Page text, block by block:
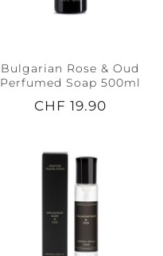
Bulgarian Rose & Oud
Perfumed Soap 500ml
CHF 19.90